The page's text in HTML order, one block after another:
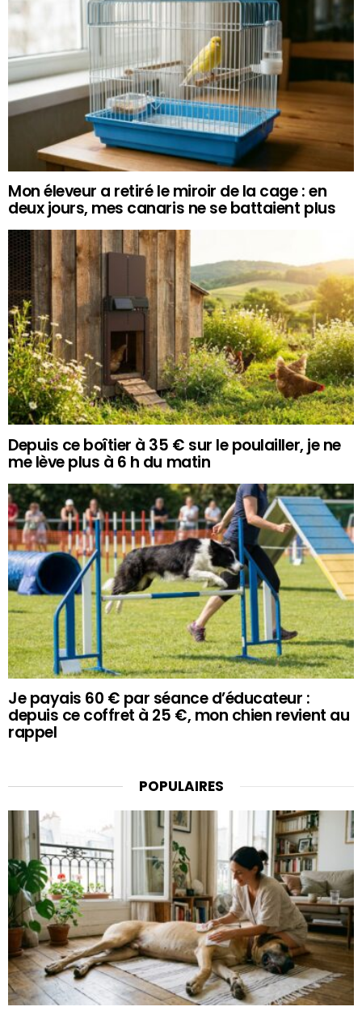
Mon éleveur a retiré le miroir de la cage : en
deux jours, mes canaris ne se battaient plus
Depuis ce boîtier à 35 € sur le poulailler, je ne
me lève plus à 6 h du matin
Je payais 60 € par séance d’éducateur :
depuis ce coffret à 25 €, mon chien revient au
rappel
POPULAIRES